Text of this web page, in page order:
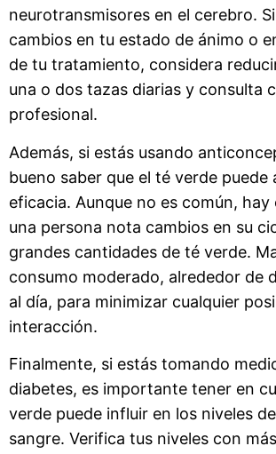
neurotransmisores en el cerebro.
cambios en tu estado de ánimo o
de tu tratamiento, considera
una o dos tazas diarias y consulta
profesional.
Además, si estás usando
bueno saber que el té verde puede
eficacia. Aunque no es común, hay
una persona nota cambios en su
grandes cantidades de té verde.
consumo moderado, alrededor de
al día, para minimizar cualquier
interacción.
Finalmente, si estás tomando
diabetes, es importante tener en
verde puede influir en los niveles
sangre. Verifica tus niveles con